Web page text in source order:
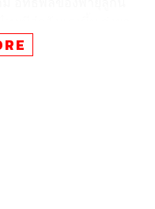
ะภาคใต้ฝั่งตะวันตกจะมี
อกเฉียงเหนือ และภาค